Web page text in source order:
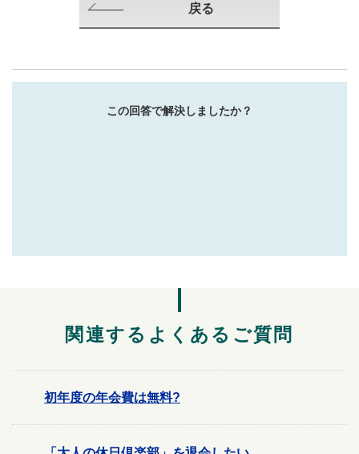
戻る
この回答で解決しましたか？
関連するよくあるご質問
初年度の年会費は無料?